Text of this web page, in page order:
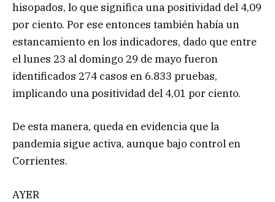
hisopados, lo que significa una positividad del 4,09
por ciento. Por ese entonces también había un
estancamiento en los indicadores, dado que entre
el lunes 23 al domingo 29 de mayo fueron
identificados 274 casos en 6.833 pruebas,
implicando una positividad del 4,01 por ciento.
De esta manera, queda en evidencia que la
pandemia sigue activa, aunque bajo control en
Corrientes.
AYER